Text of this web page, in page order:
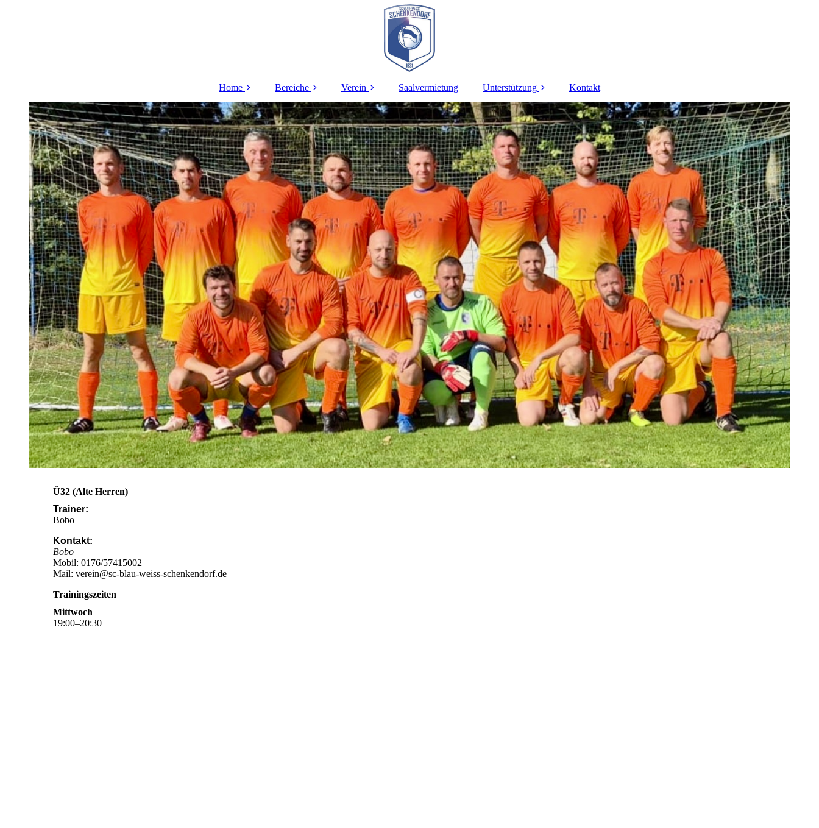
Home
Termine
Protokolle
Bereiche
Männer
Ü32
Ü50
A-Jugend
D-Jugend
E-Jugend
Bambini
Eltern-Kind-Sport
Tischtennis
Dart
Eishockey
Schiedsrichter
Verein
Vorstand
Chronik
Dokumente
Vereinsgelände
Galerie
Leitbild
Saalvermietung Unterstützung
Sponsoren
Spenden
Kontakt
Ü32 (Alte Herren)
Trainer:
Bobo
Kontakt:
Bobo
Mobil: 0176/57415002
Mail: verein@sc-blau-weiss-schenkendorf.de
Trainingszeiten
Mittwoch
19:00–20:30